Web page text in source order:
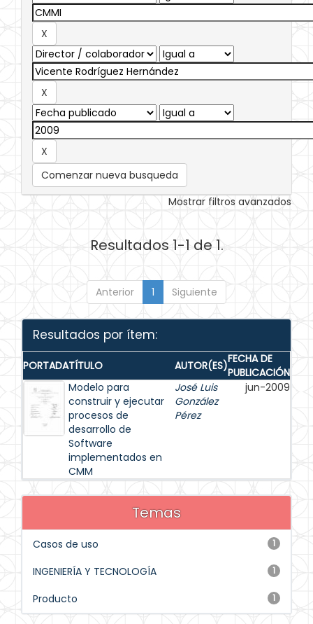
Comenzar nueva busqueda
Mostrar filtros avanzados
Resultados 1-1 de 1.
Anterior 1 Siguiente
Resultados por ítem:
PORTADATÍTULO AUTOR(ES)FECHA DE
PUBLICACIÓN
Modelo para
construir y ejecutar
procesos de
desarrollo de
Software
implementados en
CMM
José Luis
González
Pérez
jun-2009
Temas
1
Casos de uso
1
INGENIERÍA Y TECNOLOGÍA
1
Producto